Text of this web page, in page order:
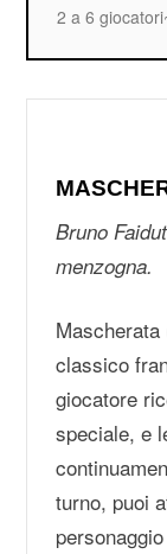
2 a 6 giocatori
Bruno
menzogna.
classico
giocatore
speciale, e
turno, puoi